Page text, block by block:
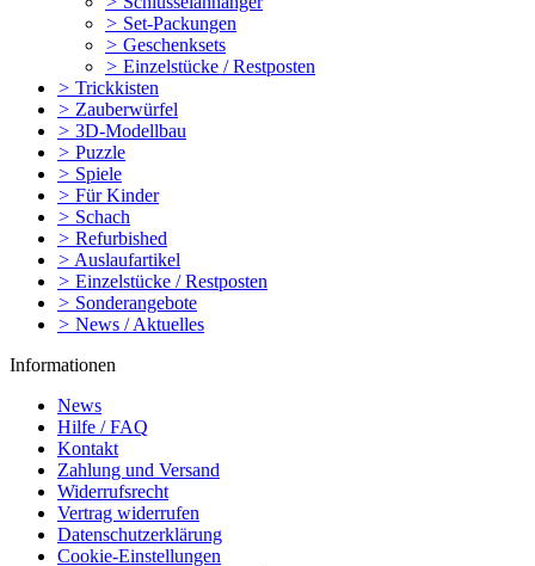
> Set-Packungen
> Geschenksets
> Einzelstücke / Restposten
> Trickkisten
> Zauberwürfel
> 3D-Modellbau
> Puzzle
> Spiele
> Für Kinder
> Schach
> Refurbished
> Auslaufartikel
> Einzelstücke / Restposten
> Sonderangebote
> News / Aktuelles
Informationen
News
Hilfe / FAQ
Kontakt
Zahlung und Versand
Widerrufsrecht
Vertrag widerrufen
Datenschutzerklärung
Cookie-Einstellungen